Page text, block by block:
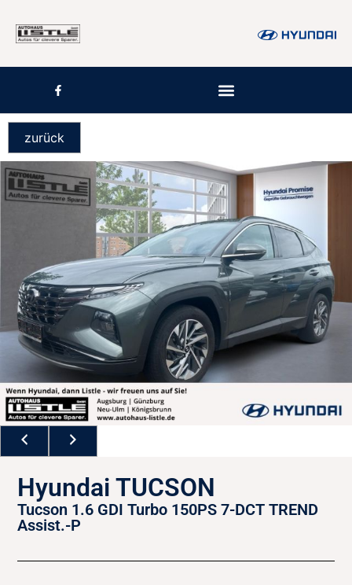
zurück
Hyundai TUCSON
Tucson 1.6 GDI Turbo 150PS 7-DCT TREND
Assist.-P